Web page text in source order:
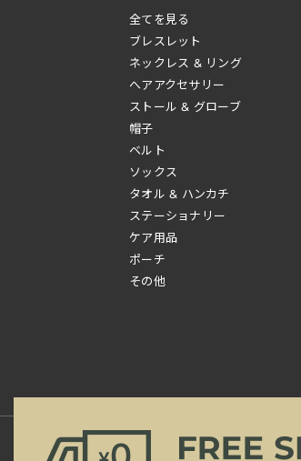
全てを見る
ブレスレット
ネックレス & リング
へアアクセサリー
ストール & グローブ
帽子
ベルト
ソックス
タオル & ハンカチ
ステーショナリー
ケア用品
ポーチ
その他
新規会員登録 ご利用規約